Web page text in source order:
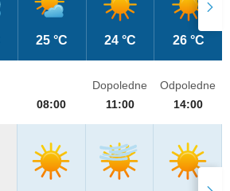
25 °C 24 °C 26 °C
08:00
Dopoledne
11:00
Odpoledne
14:00